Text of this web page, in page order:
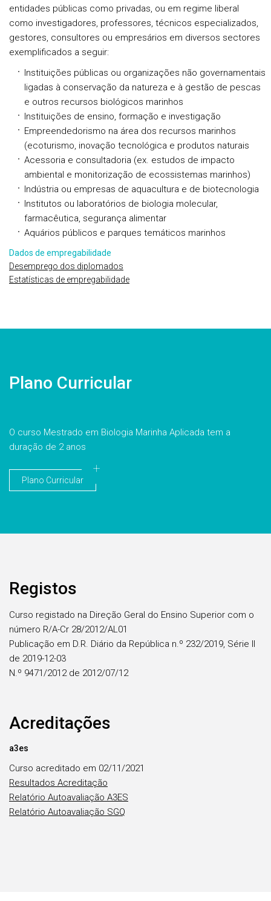
entidades públicas como privadas, ou em regime liberal
como investigadores, professores, técnicos especializados,
gestores, consultores ou empresários em diversos sectores
exemplificados a seguir:
Instituições públicas ou organizações não governamentais
ligadas à conservação da natureza e à gestão de pescas
e outros recursos biológicos marinhos
Instituições de ensino, formação e investigação
Empreendedorismo na área dos recursos marinhos
(ecoturismo, inovação tecnológica e produtos naturais
Acessoria e consultadoria (ex. estudos de impacto
ambiental e monitorização de ecossistemas marinhos)
Indústria ou empresas de aquacultura e de biotecnologia
Institutos ou laboratórios de biologia molecular,
farmacêutica, segurança alimentar
Aquários públicos e parques temáticos marinhos
Dados de empregabilidade
Desemprego dos diplomados
Estatísticas de empregabilidade
Plano Curricular
O curso Mestrado em Biologia Marinha Aplicada tem a
duração de 2 anos
Plano Curricular
Registos
Curso registado na Direção Geral do Ensino Superior com o
número R/A-Cr 28/2012/AL01
Publicação em D.R. Diário da República n.º 232/2019, Série II
de 2019-12-03
N.º 9471/2012 de 2012/07/12
Acreditações
a3es
Curso acreditado em 02/11/2021
Resultados Acreditação
Relatório Autoavaliação A3ES
Relatório Autoavaliação SGQ